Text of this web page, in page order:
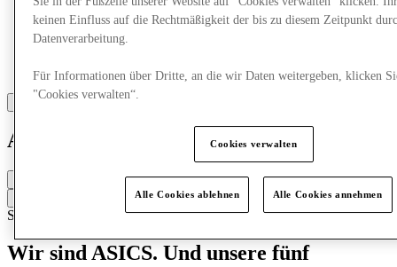
Asics
Schuhe Sportkleidung
Wir sind ASICS. Und unsere fünf
keinen Einfluss auf die Rechtmäßigkeit der bis zu diesem Zeitpunkt
Datenverarbeitung.
Für Informationen über Dritte, an die wir Daten weitergeben, klicken
"Cookies verwalten“.
Cookies verwalten
Alle Cookies ablehnen Alle Cookies annehmen